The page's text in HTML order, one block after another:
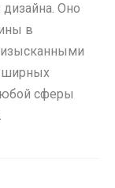
Оно
в
сферы